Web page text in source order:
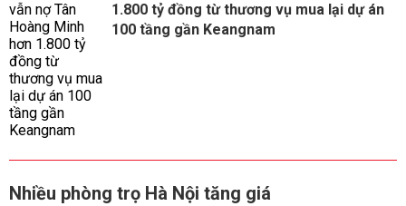
1.800 tỷ đồng từ thương vụ mua lại dự án
100 tầng gần Keangnam
Nhiều phòng trọ Hà Nội tăng giá